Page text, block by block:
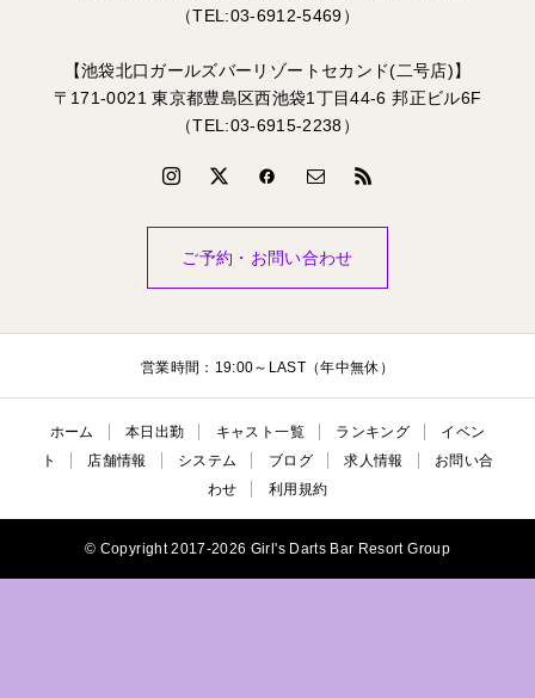
（TEL:03-6912-5469）
【池袋北口ガールズバーリゾートセカンド(二号店)】
〒171-0021 東京都豊島区西池袋1丁目44-6 邦正ビル6F
（TEL:03-6915-2238）
ご予約・お問い合わせ
営業時間：19:00～LAST（年中無休）
ホーム 本日出勤 キャスト一覧 ランキング
イベン
ト
店舗情報 システム ブログ 求人情報
お問い合
わせ
利用規約
© Copyright 2017-2026 Girl's Darts Bar Resort Group